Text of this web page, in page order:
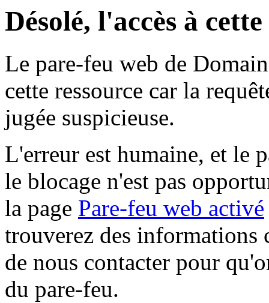
Désolé, l'accès à
Le pare-feu web de
cette ressource car la
jugée suspicieuse.
L'erreur est humaine, et le
le blocage n'est pas
la page Pare-feu web activé
trouverez des informations
de nous contacter pour
du pare-feu.